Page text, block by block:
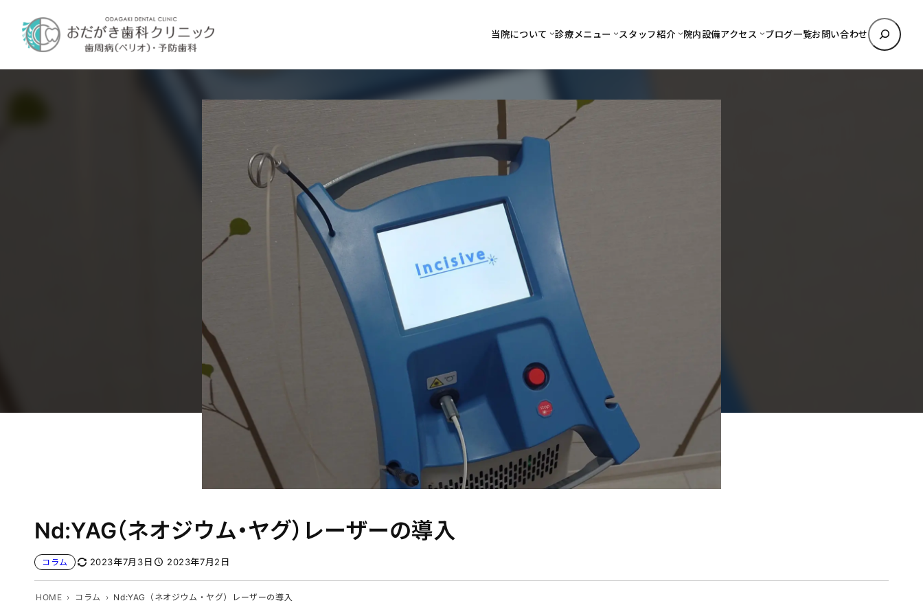
ス
当院について 診療メニュー スタッフ紹介 院内設備アクセス ブログ一覧お問い合わせ
検
索
Nd:YAG（ネオジウム・ヤグ）レーザーの導入
コラム 2023年7月3日 2023年7月2日
HOME コラム Nd:YAG（ネオジウム・ヤグ）レーザーの導入